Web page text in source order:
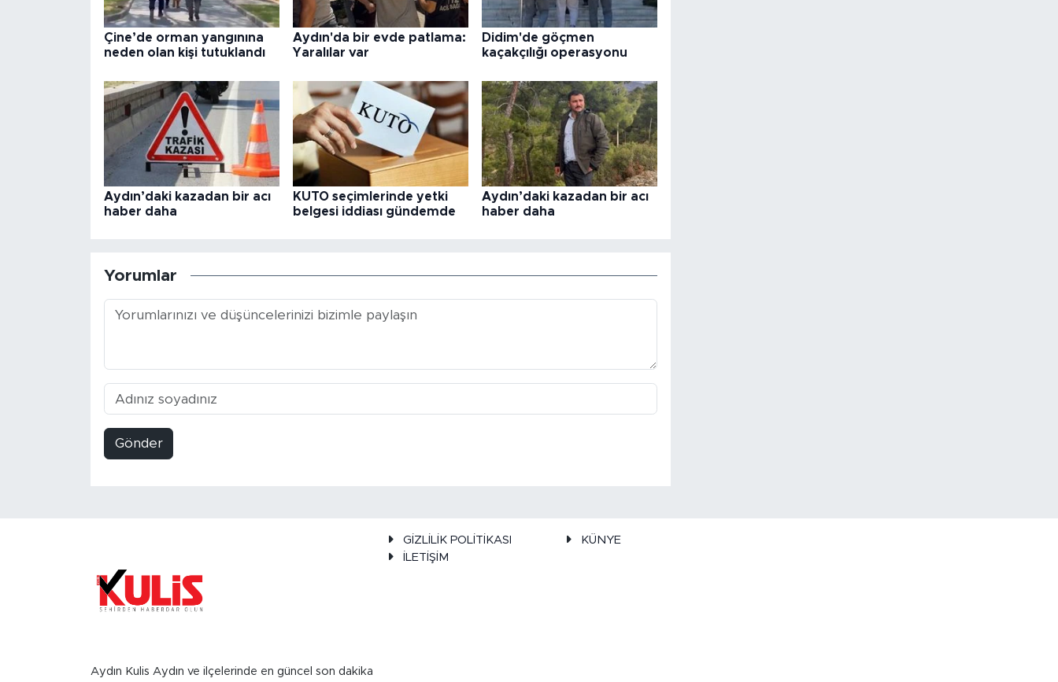
Çine’de orman yangınına
neden olan kişi tutuklandı
Aydın'da bir evde patlama:
Yaralılar var
Didim'de göçmen
kaçakçılığı operasyonu
Aydın’daki kazadan bir acı
haber daha
KUTO seçimlerinde yetki
belgesi iddiası gündemde
Aydın’daki kazadan bir acı
haber daha
Yorumlar
Gönder
Aydın Kulis Aydın ve ilçelerinde en güncel son dakika
GİZLİLİK POLİTİKASI
KÜNYE
İLETİŞİM